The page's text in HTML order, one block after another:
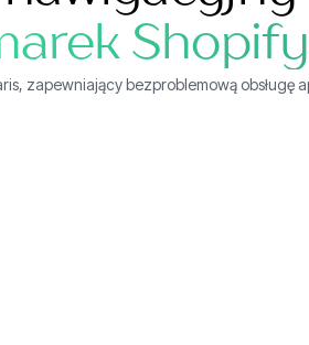
Shopify
zapewniający bezproblemową obsługę